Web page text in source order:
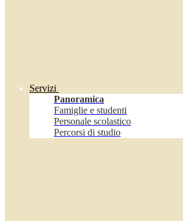
Servizi
Panoramica
Famiglie e studenti
Personale scolastico
Percorsi di studio